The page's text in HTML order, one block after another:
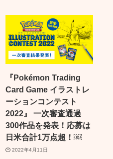
『Pokémon Trading
Card Game イラストレ
ーションコンテスト
2022』 一次審査通過
300作品を発表！応募は
日米合計1万点超！￼
2022年4月11日